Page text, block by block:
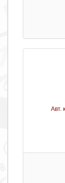
Авт.